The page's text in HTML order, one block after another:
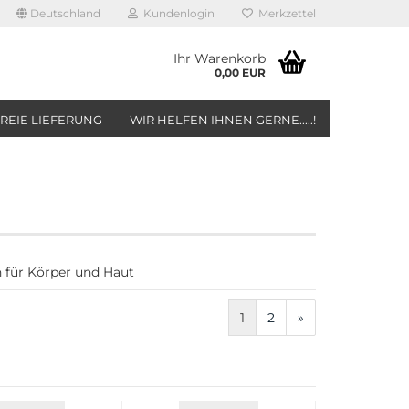
Deutschland Kundenlogin Merkzettel
Ihr Warenkorb
0,00 EUR
LIEFERUNG WIR HELFEN IHNEN GERNE.....!
für Körper und Haut
1 2 »